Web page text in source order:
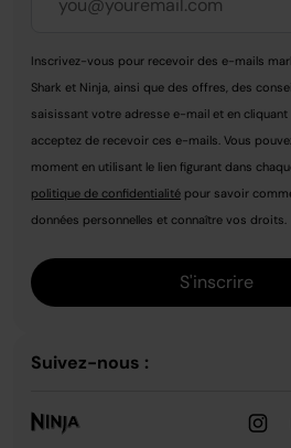
Inscrivez-vous pour recevoir des e-mails
Shark et Ninja, ainsi que des offres, des
saisissant votre adresse e-mail et en cliquant
acceptez de recevoir ces e-mails. Vous
moment en utilisant le lien figurant dans
politique de confidentialité pour savoir
données personnelles et connaître vos droits.
S'inscrire
Suivez-nous :